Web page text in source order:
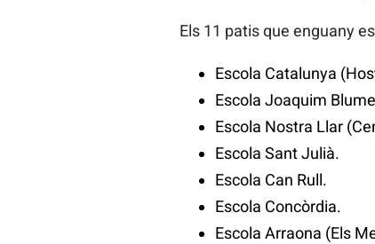
Els 11 patis que enguany
Escola Catalunya
Escola Joaquim
Escola Nostra Llar
Escola Sant Julià.
Escola Can Rull.
Escola Concòrdia.
Escola Arraona (Els